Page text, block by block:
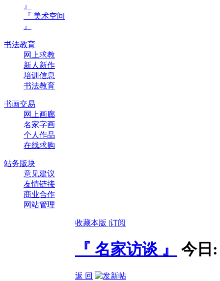
』
『 美术空间
』
书法教育
网上求教
新人新作
培训信息
书法教育
书画交易
网上画廊
名家字画
个人作品
在线求购
站务版块
意见建议
友情链接
商业合作
网站管理
收藏本版 |订阅
『 名家访谈 』 今
返 回